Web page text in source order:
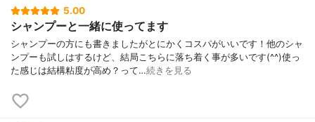
5.00
シャンプーと一緒に使ってます
シャンプーの方にも書きましたがとにかくコスパがいいです！他のシャ
ンプーも試しはするけど、結局こちらに落ち着く事が多いです(^^)使っ
た感じは結構粘度が高め？って…続きを見る